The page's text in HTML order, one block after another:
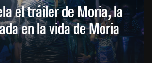
el tráiler de Moria, la
en la vida de Moria